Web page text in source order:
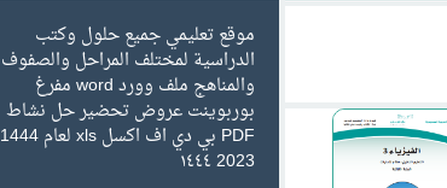
موقع تعليمي جميع حلول وكتب
الدراسية لمختلف المراحل والصفوف
والمناهج ملف وورد word مفرغ
بوربوينت عروض تحضير حل نشاط
PDF بي دي اف اكسل xls لعام 1444
2023 ١٤٤٤